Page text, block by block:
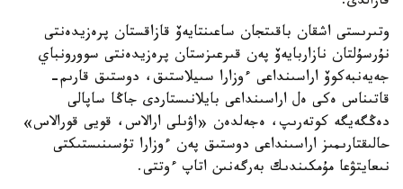
وتىرىستى اشقان باقىتجان ساعىنتايەۆ قازاقستان پرەزيدەنتى
نۇرسۇلتان نازاربايەۆ پەن قىرعىزستان پرەزيدەنتى سوورونباي
جەيەنبەكوۆ اراسىنداعى ءوزارا سىيلاستىق، دوستىق قارىم-
قاتىناس ەكى ەل اراسىنداعى بايلانىستاردى جاڭا ساپالى
دەڭگەيگە كوتەرىپ، ەجەلدەن «اۋىلى ارالاس، قويى قورالاس»
حالىقتارىمىز اراسىنداعى دوستىق پەن ءوزارا تۇسىنىستىكتى
نىعايتۋعا مۇمكىندىك بەرگەنىن اتاپ ءوتتى.